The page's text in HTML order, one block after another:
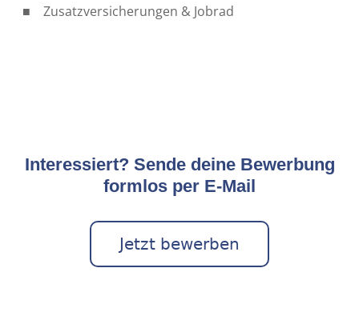
Zusatzversicherungen & Jobrad
Interessiert? Sende deine Bewerbung
formlos per E-Mail
Jetzt bewerben